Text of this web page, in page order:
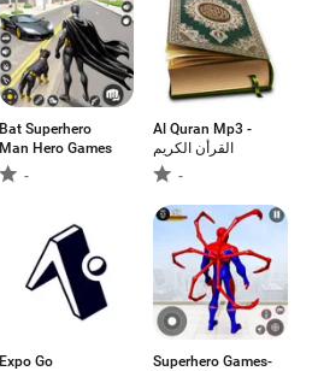
Bat Superhero
Man Hero Games
-
Al Quran Mp3 -
القرأن الكريم
-
Expo Go
Superhero Games-